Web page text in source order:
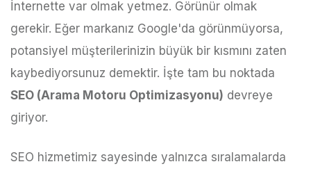
İnternette var olmak yetmez. Görünür olmak
gerekir. Eğer markanız Google'da görünmüyorsa,
potansiyel müşterilerinizin büyük bir kısmını zaten
kaybediyorsunuz demektir. İşte tam bu noktada
SEO (Arama Motoru Optimizasyonu) devreye
giriyor.
SEO hizmetimiz sayesinde yalnızca sıralamalarda